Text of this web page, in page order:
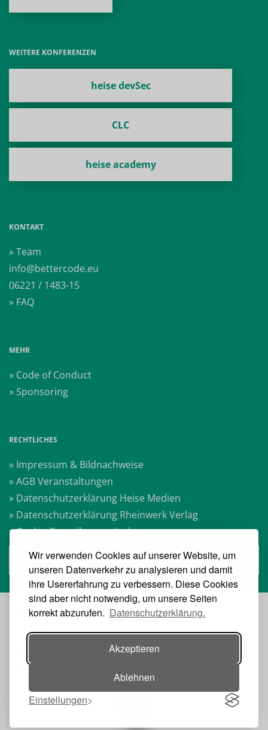
Wir verwenden Cookies auf unserer Website, um
unseren Datenverkehr zu analysieren und damit
ihre Usererfahrung zu verbessern. Diese Cookies
sind aber nicht notwendig, um unsere Seiten
korrekt abzurufen. Datenschutzerklärung.
Akzeptieren
Ablehnen
Einstellungen
WEITERE KONFERENZEN
heise devSec
CLC
heise academy
KONTAKT
» Team
info@bettercode.eu
06221 / 1483-15
» FAQ
MEHR
» Code of Conduct
» Sponsoring
RECHTLICHES
» Impressum & Bildnachweise
» AGB Veranstaltungen
» Datenschutzerklärung Heise Medien
» Datenschutzerklärung Rheinwerk Verlag
» Cookie-Einstellungen ändern
» Vertrag widerrufen
VERANSTALTER: